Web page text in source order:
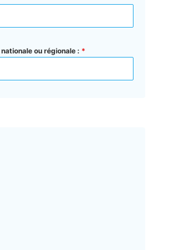
ou régionale : *